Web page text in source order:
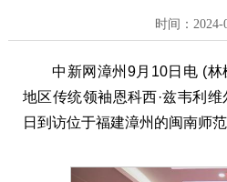
时间：2024-
中新网漳州9月10日电 (林
地区传统领袖恩科西·兹韦利
日到访位于福建漳州的闽南师范